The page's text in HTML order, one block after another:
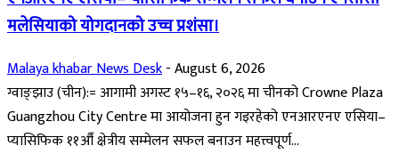
मलेसियाको योगदानको उच्च प्रशंसा।
Malaya khabar News Desk-August 6, 2026
ग्वाङ्झाउ (चीन):= आगामी अगस्ट १५–१६, २०२६ मा चीनको Crowne Plaza
Guangzhou City Centre मा आयोजना हुन गइरहेको एनआरएनए एसिया–
प्यासिफिक ११औँ क्षेत्रीय सम्मेलन सफल बनाउन महत्त्वपूर्ण...